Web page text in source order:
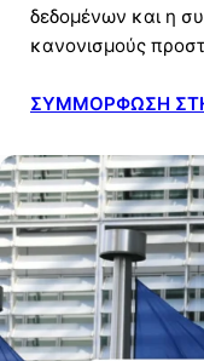
δεδομένων και η
κανονισμούς
ΣΥΜΜΌΡΦΩΣΗ ΣΤΗ